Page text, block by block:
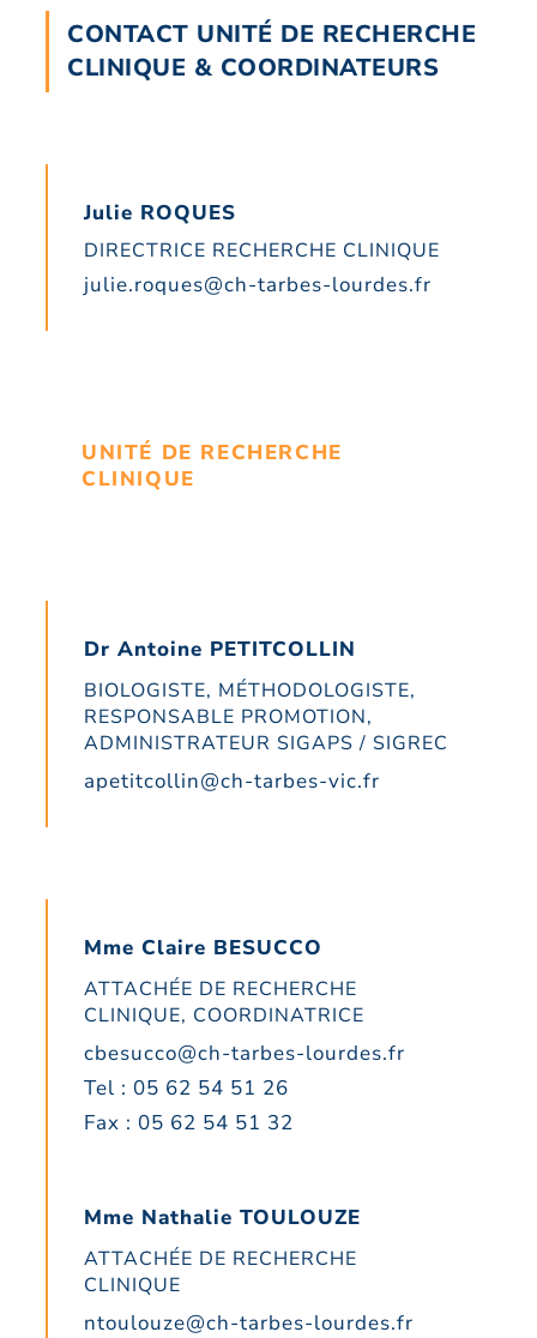
CONTACT UNITÉ DE RECHERCHE
CLINIQUE & COORDINATEURS
Julie ROQUES
DIRECTRICE RECHERCHE CLINIQUE
julie.roques@ch-tarbes-lourdes.fr
UNITÉ DE RECHERCHE
CLINIQUE
Dr Antoine PETITCOLLIN
BIOLOGISTE, MÉTHODOLOGISTE,
RESPONSABLE PROMOTION,
ADMINISTRATEUR SIGAPS / SIGREC
apetitcollin@ch-tarbes-vic.fr​
Mme Claire BESUCCO
ATTACHÉE DE RECHERCHE
CLINIQUE, COORDINATRICE
cbesucco@ch-tarbes-lourdes.fr
Tel : 05 62 54 51 26
Fax : 05 62 54 51 32
Mme Nathalie TOULOUZE
ATTACHÉE DE RECHERCHE
CLINIQUE
ntoulouze@ch-tarbes-lourdes.fr